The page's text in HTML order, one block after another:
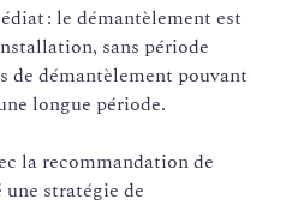
: le démantèlement est
sans période
de démantèlement pouvant
longue période.
la recommandation de
une stratégie de